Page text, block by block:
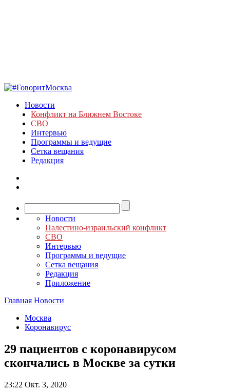
Новости
Конфликт на Ближнем Востоке
СВО
Интервью
Программы и ведущие
Сетка вещания
Редакция
Новости
Палестино-израильский конфликт
СВО
Интервью
Программы и ведущие
Сетка вещания
Редакция
Приложение
Главная Новости
Москва
Коронавирус
29 пациентов с коронавирусом
скончались в Москве за сутки
23:22 Окт. 3, 2020